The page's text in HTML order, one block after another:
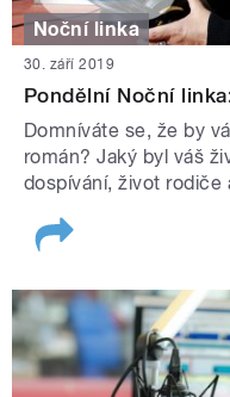
Noční linka
30. září 2019
Pondělní Noční
Domníváte se, že by
román? Jaký byl váš
dospívání, život rodiče